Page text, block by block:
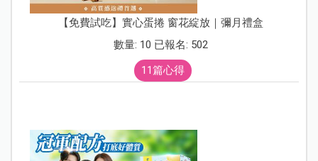
【免費試吃】實心蛋捲 窗花綻放｜彌月禮盒
數量: 10 已報名: 502
11篇心得